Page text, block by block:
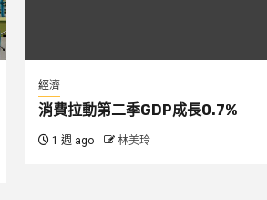
經濟
消費拉動第二季GDP成長0.7%
1 週 ago 林美玲